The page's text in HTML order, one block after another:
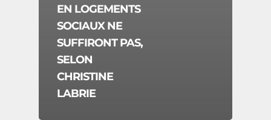
EN LOGEMENTS
SOCIAUX NE
SUFFIRONT PAS,
SELON
CHRISTINE
LABRIE